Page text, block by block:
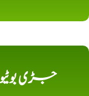
جڑی